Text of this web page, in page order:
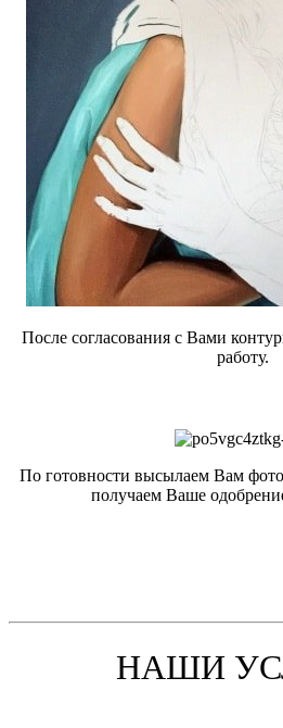
После согласования с Вами
работу.
По готовности высылаем Вам
получаем Ваше
НАШИ